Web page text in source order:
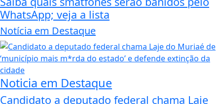
WhatsApp; veja a lista
Notícia em Destaque
Noticia em Destaque
Candidato a deputado federal chama Laje